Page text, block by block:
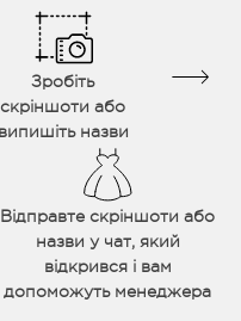
Зробіть
скріншоти або
випишіть назви
Відправте скріншоти або
назви у чат, який
відкрився і вам
допоможуть менеджера